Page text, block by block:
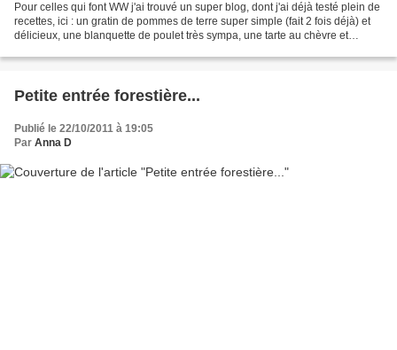
Pour celles qui font WW j'ai trouvé un super blog, dont j'ai déjà testé plein de
recettes, ici : un gratin de pommes de terre super simple (fait 2 fois déjà) et
délicieux, une blanquette de poulet très sympa, une tarte au chèvre et
Petite entrée forestière...
Publié le 22/10/2011 à 19:05
Par Anna D